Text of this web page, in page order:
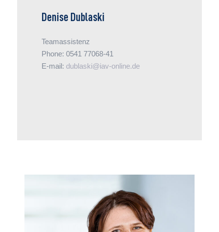
Denise Dublaski
Teamassistenz
Phone: 0541 77068-41
E-mail: dublaski@iav-online.de